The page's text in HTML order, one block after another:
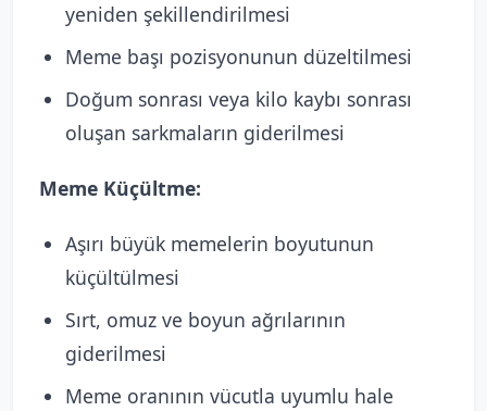
yeniden şekillendirilmesi
Meme başı pozisyonunun düzeltilmesi
Doğum sonrası veya kilo kaybı sonrası
oluşan sarkmaların giderilmesi
Meme Küçültme:
Aşırı büyük memelerin boyutunun
küçültülmesi
Sırt, omuz ve boyun ağrılarının
giderilmesi
Meme oranının vücutla uyumlu hale